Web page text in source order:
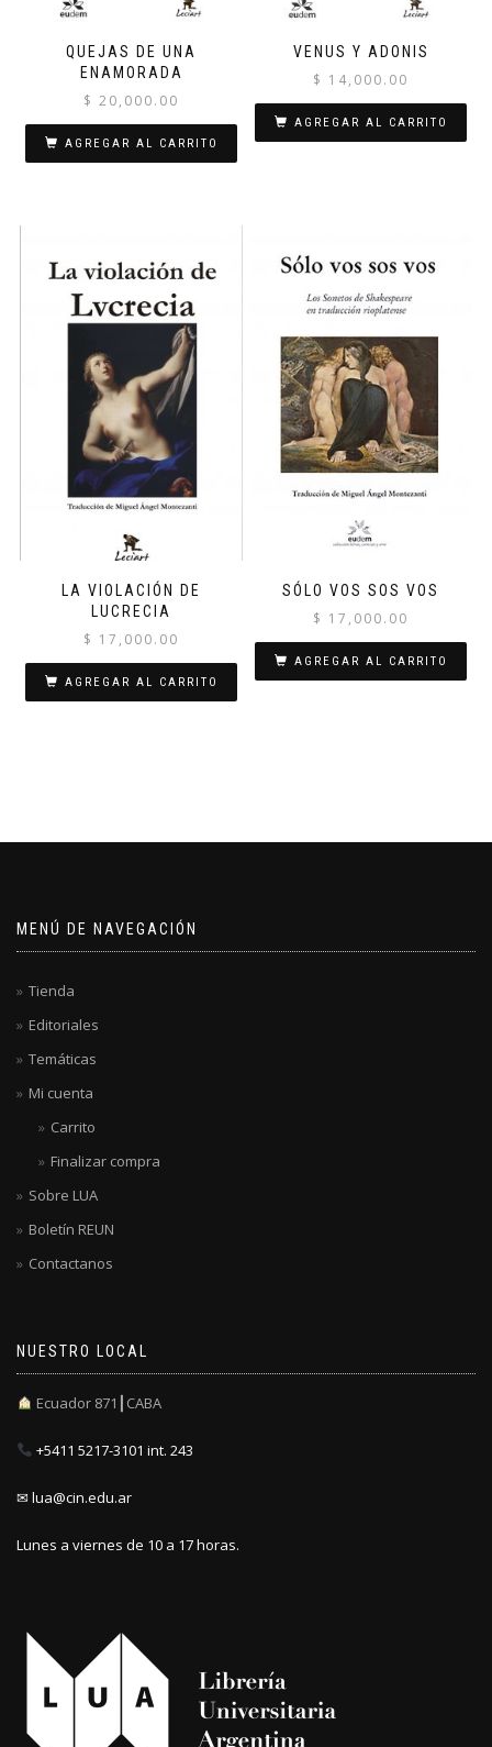
QUEJAS DE UNA
ENAMORADA
$ 20,000.00
AGREGAR AL CARRITO
VENUS Y ADONIS
$ 14,000.00
AGREGAR AL CARRITO
LA VIOLACIÓN DE
LUCRECIA
$ 17,000.00
AGREGAR AL CARRITO
SÓLO VOS SOS VOS
$ 17,000.00
AGREGAR AL CARRITO
MENÚ DE NAVEGACIÓN
Tienda
Editoriales
Temáticas
Mi cuenta
Carrito
Finalizar compra
Sobre LUA
Boletín REUN
Contactanos
NUESTRO LOCAL
Ecuador 871┃CABA
+5411 5217-3101 int. 243
✉ lua@cin.edu.ar
Lunes a viernes de 10 a 17 horas.